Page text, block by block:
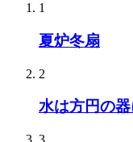
1
夏炉冬扇
2
水は方円の器